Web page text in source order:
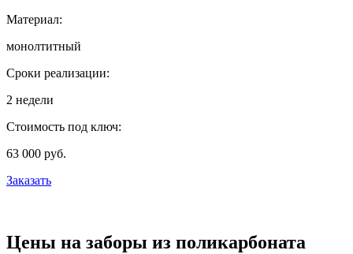
Материал:
монолтитный
Сроки реализации:
2 недели
Стоимость под ключ:
63 000 руб.
Заказать
Цены на заборы из поликарбоната